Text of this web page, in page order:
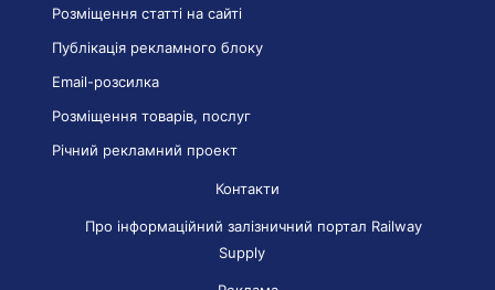
Розміщення статті на сайті
Публікація рекламного блоку
Email-розсилка
Розміщення товарів, послуг
Річний рекламний проект
Контакти
Про інформаційний залізничний портал Railway
Supply